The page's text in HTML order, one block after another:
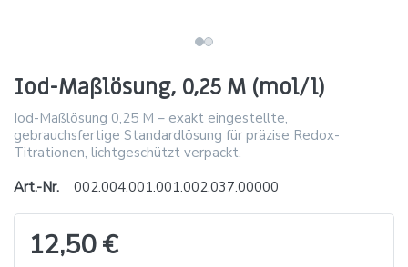
Iod-Maßlösung, 0,25 M (mol/l)
Iod-Maßlösung 0,25 M – exakt eingestellte,
gebrauchsfertige Standardlösung für präzise Redox-
Titrationen, lichtgeschützt verpackt.
Art.-Nr.
002.004.001.001.002.037.00000
12,50 €